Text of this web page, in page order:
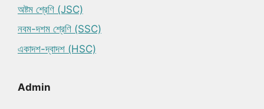
অষ্টম শ্রেণি (JSC)
নবম-দশম শ্রেণি (SSC)
একাদশ-দ্বাদশ (HSC)
Admin